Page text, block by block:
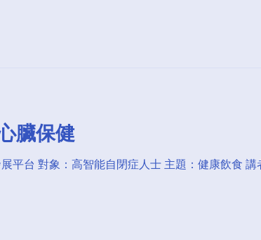
臟保健
平台​ 對象：高智能自閉症人士 ​主題：健康飲食 ​講